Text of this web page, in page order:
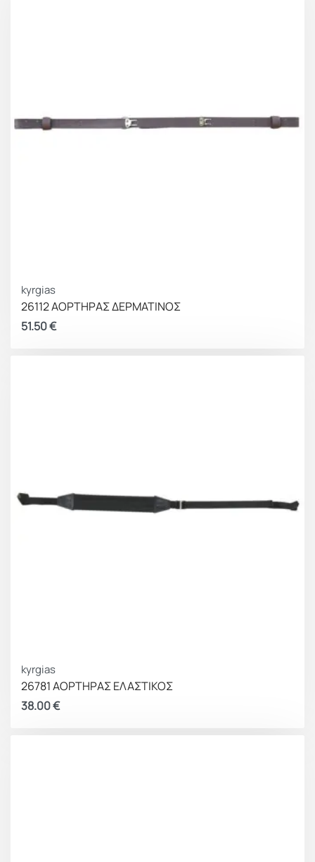
kyrgias
26112 ΑΟΡΤΗΡΑΣ ΔΕΡΜΑΤΙΝΟΣ
51.50€
kyrgias
26781 ΑΟΡΤΗΡΑΣ ΕΛΑΣΤΙΚΟΣ
38.00€